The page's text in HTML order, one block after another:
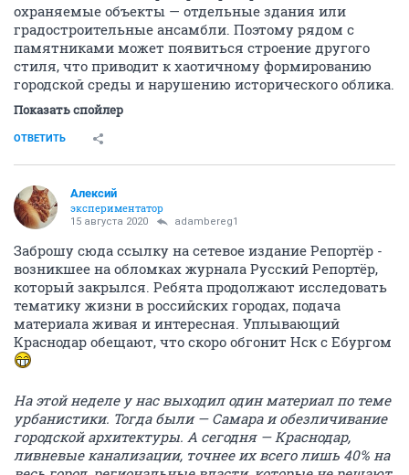
охраняемые объекты — отдельные здания или
градостроительные ансамбли. Поэтому рядом с
памятниками может появиться строение другого
стиля, что приводит к хаотичному формированию
городской среды и нарушению исторического облика.
Показать спойлер
ОТВЕТИТЬ
Алексий
экспериментатор
15 августа 2020 adambereg1
Заброшу сюда ссылку на сетевое издание Репортёр -
возникшее на обломках журнала Русский Репортёр,
который закрылся. Ребята продолжают исследовать
тематику жизни в российских городах, подача
материала живая и интересная. Уплывающий
Краснодар обещают, что скоро обгонит Нск с Ебургом
На этой неделе у нас выходил один материал по теме
урбанистики. Тогда были — Самара и обезличивание
городской архитектуры. А сегодня — Краснодар,
ливневые канализации, точнее их всего лишь 40% на